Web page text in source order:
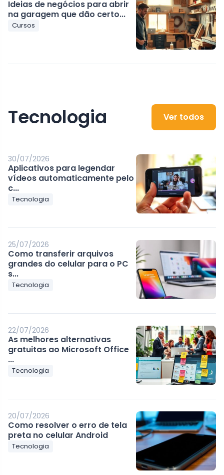
Ideias de negócios para abrir
na garagem que dão certo...
Cursos
Tecnologia Ver todos
30/07/2026
Aplicativos para legendar
vídeos automaticamente pelo
c...
Tecnologia
25/07/2026
Como transferir arquivos
grandes do celular para o PC
s...
Tecnologia
22/07/2026
As melhores alternativas
gratuitas ao Microsoft Office
...
Tecnologia
20/07/2026
Como resolver o erro de tela
preta no celular Android
Tecnologia